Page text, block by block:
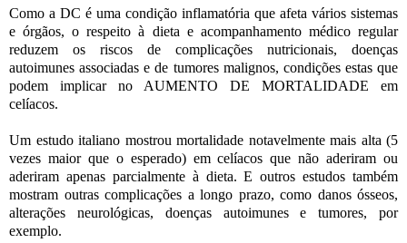
Como a DC é uma condição inflamatória que afeta vários sistemas
e órgãos, o respeito à dieta e acompanhamento médico regular
reduzem os riscos de complicações nutricionais, doenças
autoimunes associadas e de tumores malignos, condições estas que
podem implicar no AUMENTO DE MORTALIDADE em
celíacos.
Um estudo italiano mostrou mortalidade notavelmente mais alta (5
vezes maior que o esperado) em celíacos que não aderiram ou
aderiram apenas parcialmente à dieta. E outros estudos também
mostram outras complicações a longo prazo, como danos ósseos,
alterações neurológicas, doenças autoimunes e tumores, por
exemplo.